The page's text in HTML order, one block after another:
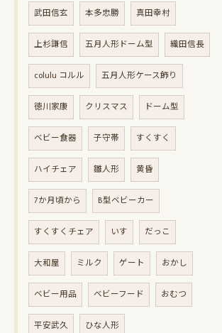
武田信玄 本多忠勝 真田幸村
上杉謙信 五月人形ドーム型 織田信長
colulu コルル 五月人形ケース飾り
徳川家康 クリスマス ドーム型
ベビー食器 子守帯 すくすく
ハイチェア 雛人形 黄昏
7か月頃から B型ベビーカー
すくすくチェア いす だっこ
大和屋 ミルク ゲート おかし
ベビー用品 ベビーフード おむつ
平安武久 ひな人形